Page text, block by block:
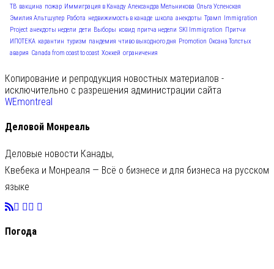
ТВ вакцина пожар Иммиграция в Канаду Александра Мельникова Ольга Успенская
Эмилия Альтшулер Работа недвижимость в канаде школа анекдоты Трамп
Immigration
Project анекдоты недели дети Выборы ковид притча недели SKI Immigration Притчи
ИПОТЕКА карантин туризм пандемия чтиво выходного дня Promotion Оксана Толстых
авария Canada from coast to coast Хоккей ограничения
Копирование и репродукция новостных материалов -
исключительно с разрешения администрации сайта
WEmontreal
Деловой Монреаль
Деловые новости Канады,
Квебека и Монреаля — Всё о бизнесе и для бизнеса на русском
языке
Погода